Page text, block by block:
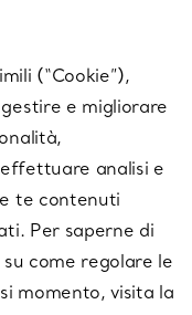
(“Cookie”),
e migliorare
analisi e
te contenuti
Per saperne di
come regolare le
momento, visita la